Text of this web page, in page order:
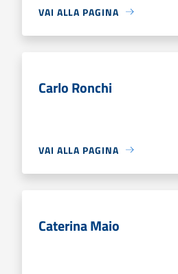
VAI ALLA PAGINA
Carlo Ronchi
VAI ALLA PAGINA
Caterina Maio